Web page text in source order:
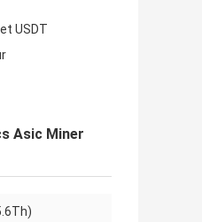
USDT
Asic Miner